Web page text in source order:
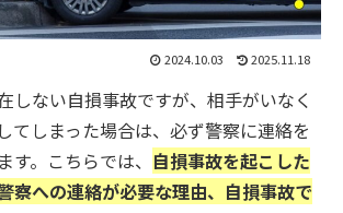
2024.10.03 2025.11.18
しない自損事故ですが、相手がいなく
てしまった場合は、必ず警察に連絡を
す。こちらでは、 自損事故を起こした
察への連絡が必要な理由、自損事故で